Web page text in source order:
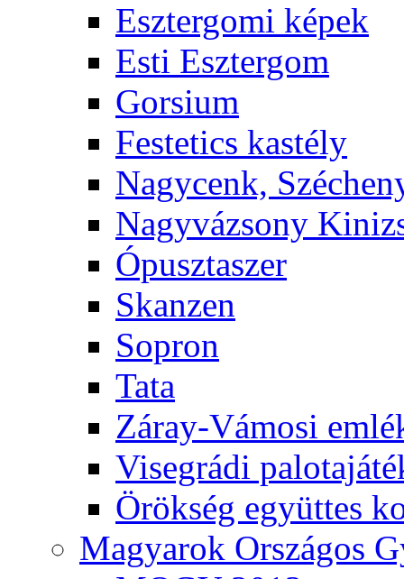
Esztergomi képek
Esti Esztergom
Gorsium
Festetics kastély
Nagycenk,
Nagyvázsony
Ópusztaszer
Skanzen
Sopron
Tata
Záray-Vámosi
Visegrádi
Örökség együttes
Magyarok Országos